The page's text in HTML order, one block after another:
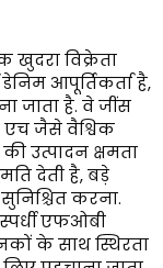
विक्रेता
आपूर्तिकर्ता है,
जाता है. वे जींस
जैसे वैश्विक
उत्पादन क्षमता
देती है, बड़े
करना.
एफओबी
के साथ स्थिरता